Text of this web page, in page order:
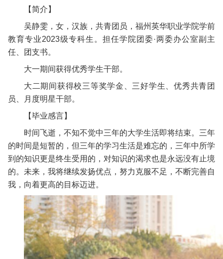
【简介】
吴静雯，女，汉族，共青团员，福州英华职业学院学前
教育专业2023级专科生。担任学院团委·两委办公室副主
任、团支书。
大一期间获得优秀学生干部。
大二期间获得校三等奖学金、三好学生、优秀共青团
员、月度明星干部。
【毕业感言】
时间飞逝，不知不觉中三年的大学生活即将结束。三年
的时间是短暂的，但三年的学习生活是难忘的，三年中所学
到的知识更是终生受用的，对知识的渴求也是永远没有止境
的。未来，我将继续发扬优点，努力克服不足，不断完善自
我，向着更高的目标迈进。